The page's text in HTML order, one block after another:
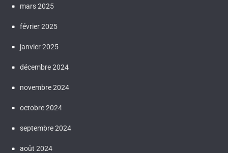
mars 2025
février 2025
janvier 2025
décembre 2024
novembre 2024
octobre 2024
septembre 2024
août 2024